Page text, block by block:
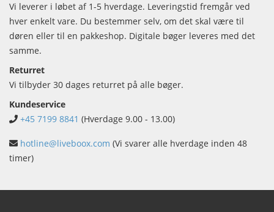
Vi leverer i løbet af 1-5 hverdage. Leveringstid fremgår ved
hver enkelt vare. Du bestemmer selv, om det skal være til
døren eller til en pakkeshop. Digitale bøger leveres med det
samme.
Returret
Vi tilbyder 30 dages returret på alle bøger.
Kundeservice
+45 7199 8841 (Hverdage 9.00 - 13.00)
hotline@liveboox.com (Vi svarer alle hverdage inden 48
timer)